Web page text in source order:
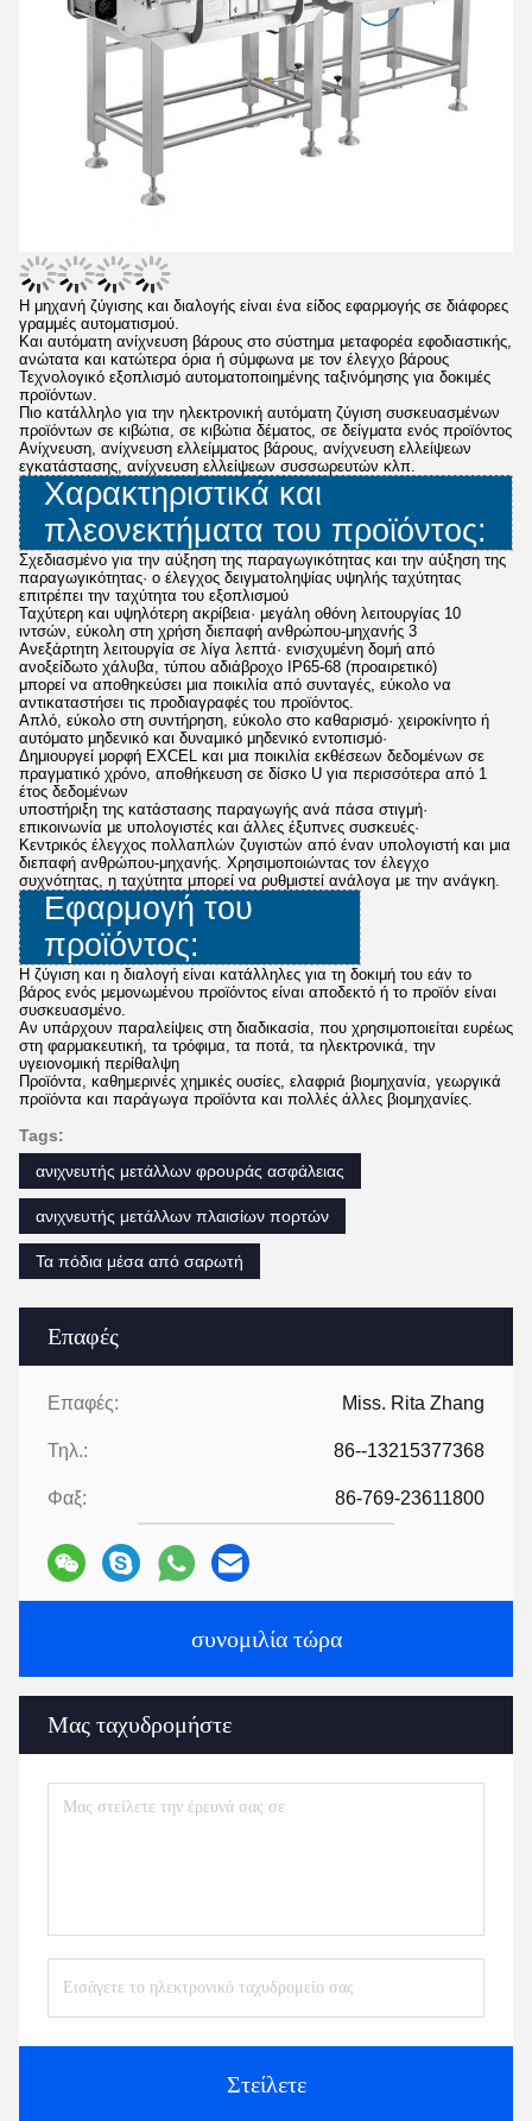
Επαφές
Επαφές: Miss. Rita Zhang
Τηλ.: 86--13215377368
Φαξ: 86-769-23611800
συνομιλία τώρα
Μας ταχυδρομήστε
Στείλετε
Η μηχανή ζύγισης και διαλογής είναι ένα είδος εφαρμογής σε διάφορες
γραμμές αυτοματισμού.
Και αυτόματη ανίχνευση βάρους στο σύστημα μεταφορέα εφοδιαστικής,
ανώτατα και κατώτερα όρια ή σύμφωνα με τον έλεγχο βάρους
Τεχνολογικό εξοπλισμό αυτοματοποιημένης ταξινόμησης για δοκιμές
προϊόντων.
Πιο κατάλληλο για την ηλεκτρονική αυτόματη ζύγιση συσκευασμένων
προϊόντων σε κιβώτια, σε κιβώτια δέματος, σε δείγματα ενός προϊόντος
Ανίχνευση, ανίχνευση ελλείμματος βάρους, ανίχνευση ελλείψεων
εγκατάστασης, ανίχνευση ελλείψεων συσσωρευτών κλπ.
Χαρακτηριστικά και
πλεονεκτήματα του προϊόντος:
Σχεδιασμένο για την αύξηση της παραγωγικότητας και την αύξηση της
παραγωγικότητας· ο έλεγχος δειγματοληψίας υψηλής ταχύτητας
επιτρέπει την ταχύτητα του εξοπλισμού
Ταχύτερη και υψηλότερη ακρίβεια· μεγάλη οθόνη λειτουργίας 10
ιντσών, εύκολη στη χρήση διεπαφή ανθρώπου-μηχανής 3
Ανεξάρτητη λειτουργία σε λίγα λεπτά· ενισχυμένη δομή από
ανοξείδωτο χάλυβα, τύπου αδιάβροχο IP65-68 (προαιρετικό)
μπορεί να αποθηκεύσει μια ποικιλία από συνταγές, εύκολο να
αντικαταστήσει τις προδιαγραφές του προϊόντος.
Απλό, εύκολο στη συντήρηση, εύκολο στο καθαρισμό· χειροκίνητο ή
αυτόματο μηδενικό και δυναμικό μηδενικό εντοπισμό·
Δημιουργεί μορφή EXCEL και μια ποικιλία εκθέσεων δεδομένων σε
πραγματικό χρόνο, αποθήκευση σε δίσκο U για περισσότερα από 1
έτος δεδομένων
υποστήριξη της κατάστασης παραγωγής ανά πάσα στιγμή·
επικοινωνία με υπολογιστές και άλλες έξυπνες συσκευές·
Κεντρικός έλεγχος πολλαπλών ζυγιστών από έναν υπολογιστή και μια
διεπαφή ανθρώπου-μηχανής. Χρησιμοποιώντας τον έλεγχο
συχνότητας, η ταχύτητα μπορεί να ρυθμιστεί ανάλογα με την ανάγκη.
Εφαρμογή του
προϊόντος:
Η ζύγιση και η διαλογή είναι κατάλληλες για τη δοκιμή του εάν το
βάρος ενός μεμονωμένου προϊόντος είναι αποδεκτό ή το προϊόν είναι
συσκευασμένο.
Αν υπάρχουν παραλείψεις στη διαδικασία, που χρησιμοποιείται ευρέως
στη φαρμακευτική, τα τρόφιμα, τα ποτά, τα ηλεκτρονικά, την
υγειονομική περίθαλψη
Προϊόντα, καθημερινές χημικές ουσίες, ελαφριά βιομηχανία, γεωργικά
προϊόντα και παράγωγα προϊόντα και πολλές άλλες βιομηχανίες.
Tags:
ανιχνευτής μετάλλων φρουράς ασφάλειας
ανιχνευτής μετάλλων πλαισίων πορτών
Τα πόδια μέσα από σαρωτή